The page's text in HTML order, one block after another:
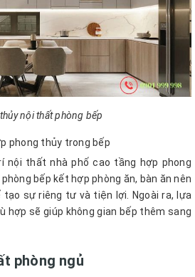
nội thất phòng bếp
phong thủy trong bếp
nội thất nhà phố cao tầng hợp phong
bếp kết hợp phòng ăn, bàn ăn nên
sự riêng tư và tiện lợi. Ngoài ra, lựa
hợp sẽ giúp không gian bếp thêm sang
phòng ngủ